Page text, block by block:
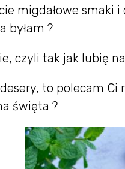
migdałowe smaki
byłam ?
czyli tak jak lubię
to polecam Ci
święta ?